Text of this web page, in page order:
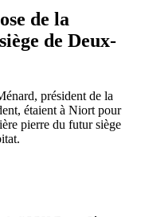
de la
de Deux-
président de la
étaient à Niort pour
pierre du futur siège